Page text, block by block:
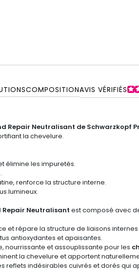
COMPOSITIONAVIS VÉRIFIÉS
Repair Neutralisant de Schwarzkopf
la chevelure.
élimine les impuretés.
renforce la structure interne.
lumineux.
Repair Neutralisant est composé avec
et répare la structure de liaisons
antioxydantes et apaisantes.
nourrissante et assouplissante pour les
la chevelure et apportent
reflets indésirables cuivrés et dorés qui